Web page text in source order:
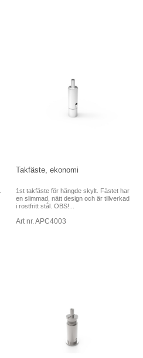
Takfäste, ekonomi
1st takfäste för hängde skylt. Fästet har
en slimmad, nätt design och är tillverkad
i rostfritt stål. OBS!...
Art nr. APC4003